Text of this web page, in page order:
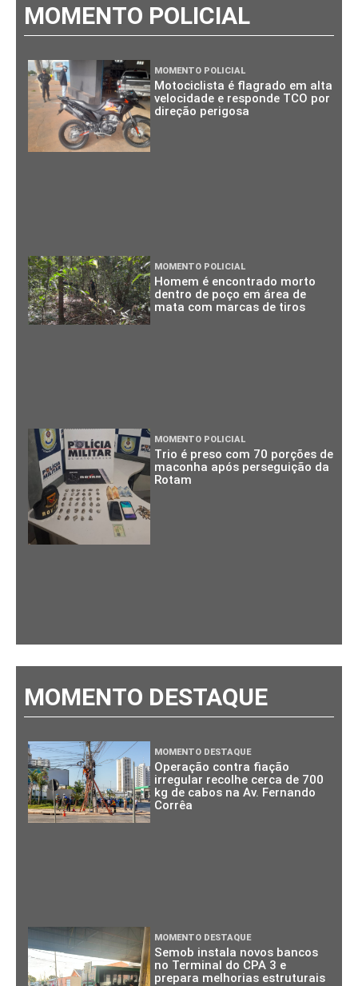
MOMENTO POLICIAL
MOMENTO POLICIAL
Motociclista é flagrado em alta
velocidade e responde TCO por
direção perigosa
MOMENTO POLICIAL
Homem é encontrado morto
dentro de poço em área de
mata com marcas de tiros
MOMENTO POLICIAL
Trio é preso com 70 porções de
maconha após perseguição da
Rotam
MOMENTO DESTAQUE
MOMENTO DESTAQUE
Operação contra fiação
irregular recolhe cerca de 700
kg de cabos na Av. Fernando
Corrêa
MOMENTO DESTAQUE
Semob instala novos bancos
no Terminal do CPA 3 e
prepara melhorias estruturais